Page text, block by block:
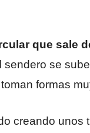
que sale
sendero se
formas
creando